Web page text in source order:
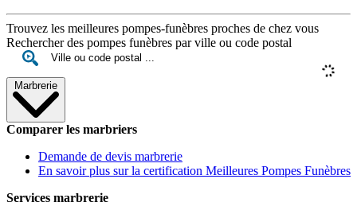
Trouvez les meilleures pompes-funèbres proches de chez vous
Rechercher des pompes funèbres par ville ou code postal
Marbrerie
Comparer les marbriers
Demande de devis marbrerie
En savoir plus sur la certification Meilleures Pompes Funèbres
Services marbrerie